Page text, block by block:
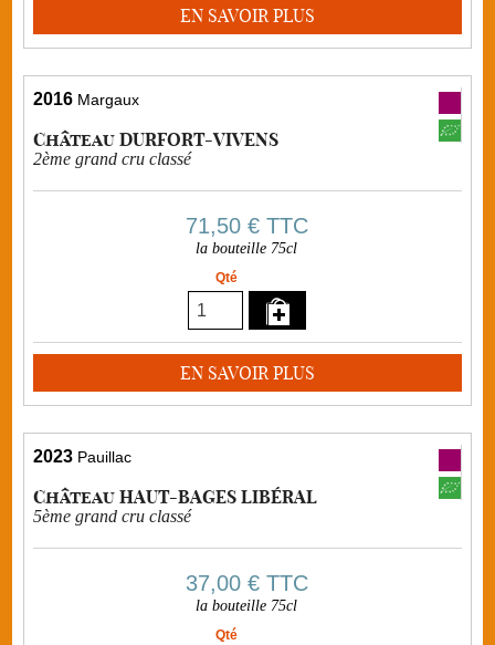
EN SAVOIR PLUS
2016 Margaux
Château DURFORT-VIVENS
2ème grand cru classé
71,50 €TTC
la bouteille 75cl
Qté
EN SAVOIR PLUS
2023 Pauillac
Château HAUT-BAGES LIBÉRAL
5ème grand cru classé
37,00 €TTC
la bouteille 75cl
Qté